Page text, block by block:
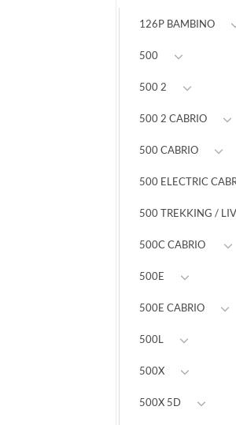
126P BAMBINO
500
500 2
500 2 CABRIO
500 CABRIO
500 ELECTRIC
500 TREKKING /
500C CABRIO
500E
500E CABRIO
500L
500X
500X 5D